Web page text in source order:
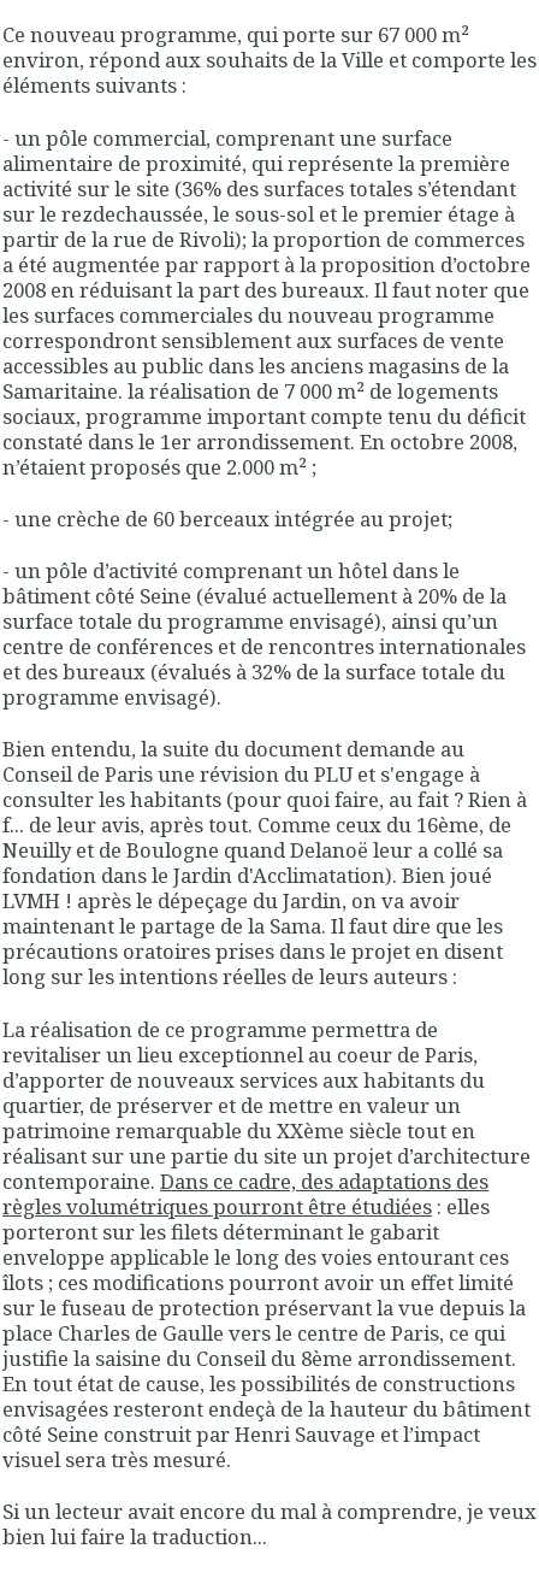
Ce nouveau programme, qui porte sur 67 000 m²
environ, répond aux souhaits de la Ville et comporte les
éléments suivants :
- un pôle commercial, comprenant une surface
alimentaire de proximité, qui représente la première
activité sur le site (36% des surfaces totales s’étendant
sur le rezdechaussée, le sous-sol et le premier étage à
partir de la rue de Rivoli); la proportion de commerces
a été augmentée par rapport à la proposition d’octobre
2008 en réduisant la part des bureaux. Il faut noter que
les surfaces commerciales du nouveau programme
correspondront sensiblement aux surfaces de vente
accessibles au public dans les anciens magasins de la
Samaritaine. la réalisation de 7 000 m² de logements
sociaux, programme important compte tenu du déficit
constaté dans le 1er arrondissement. En octobre 2008,
n’étaient proposés que 2.000 m² ;
- une crèche de 60 berceaux intégrée au projet;
- un pôle d’activité comprenantun hôtel dans le
bâtiment côté Seine (évalué actuellement à 20% de la
surface totale du programme envisagé), ainsi qu’un
centre de conférences et de rencontres internationales
et des bureaux (évalués à 32% de la surface totale du
programme envisagé).
Bien entendu, la suite du document demande au
Conseil de Paris une révision du PLU et s'engage à
consulter les habitants (pour quoi faire, au fait ? Rien à
f... de leur avis, après tout. Comme ceux du 16ème, de
Neuilly et de Boulogne quand Delanoë leur a collé sa
fondation dans le Jardin d'Acclimatation). Bien joué
LVMH ! après le dépeçage du Jardin, on va avoir
maintenant le partage de la Sama. Il faut dire que les
précautions oratoires prises dans le projet en disent
long sur les intentions réelles de leurs auteurs :
La réalisation de ce programme permettra de
revitaliser un lieu exceptionnel au coeur de Paris,
d’apporter de nouveaux services aux habitants du
quartier, de préserver et de mettre en valeur un
patrimoine remarquable du XXème siècle tout en
réalisant sur une partie du site un projet d’architecture
contemporaine. Dans ce cadre, des adaptations des
règles volumétriques pourront être étudiées : elles
porteront sur les filets déterminant le gabarit
enveloppe applicable le long des voies entourant ces
îlots ; ces modifications pourront avoir un effet limité
sur le fuseau de protection préservant la vue depuis la
place Charles de Gaulle vers le centre de Paris, ce qui
justifie la saisine du Conseil du 8ème arrondissement.
En tout état de cause, les possibilités de constructions
envisagées resteront endeçà de la hauteur du bâtiment
côté Seine construit par Henri Sauvage et l’impact
visuel sera très mesuré.
Si un lecteur avait encore du mal à comprendre, je veux
bien lui faire la traduction...